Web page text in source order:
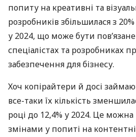
попиту на креативні та
розробників збільшилася з
у 2024, що може бути
спеціалістах та розробниках
забезпечення для бізнесу.
Хоч копірайтери й досі
все-таки їх кількість
році до 12,4% у 2024. Це можна
змінами у попиті на